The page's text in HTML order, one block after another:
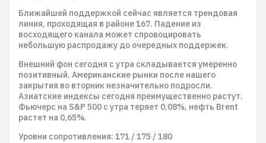
Ближайшей поддержкой сейчас является трендовая
линия, проходящая в районе 167. Падение из
восходящего канала может спровоцировать
небольшую распродажу до очередных поддержек.
Внешний фон сегодня с утра складывается умеренно
позитивный. Американские рынки после нашего
закрытия во вторник незначительно подросли.
Азиатские индексы сегодня преимущественно растут.
Фьючерс на S&P 500 с утра теряет 0,08%, нефть Brent
растет на 0,65%.
Уровни сопротивления: 171 / 175 / 180